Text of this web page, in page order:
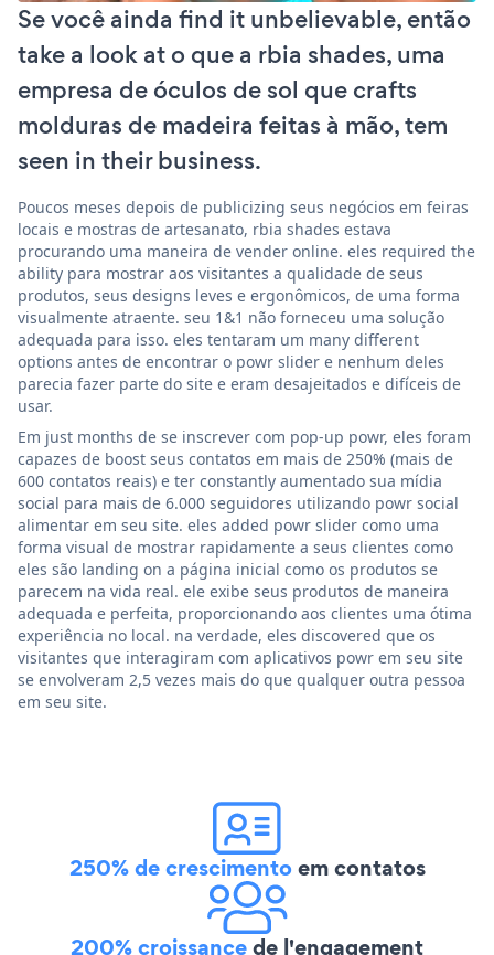
Se você ainda find it unbelievable, então
take a look at o que a rbia shades, uma
empresa de óculos de sol que crafts
molduras de madeira feitas à mão, tem
seen in their business.
Poucos meses depois de publicizing seus negócios em feiras
locais e mostras de artesanato, rbia shades estava
procurando uma maneira de vender online. eles required the
ability para mostrar aos visitantes a qualidade de seus
produtos, seus designs leves e ergonômicos, de uma forma
visualmente atraente. seu 1&1 não forneceu uma solução
adequada para isso. eles tentaram um many different
options antes de encontrar o powr slider e nenhum deles
parecia fazer parte do site e eram desajeitados e difíceis de
usar.
Em just months de se inscrever com pop-up powr, eles foram
capazes de boost seus contatos em mais de 250% (mais de
600 contatos reais) e ter constantly aumentado sua mídia
social para mais de 6.000 seguidores utilizando powr social
alimentar em seu site. eles added powr slider como uma
forma visual de mostrar rapidamente a seus clientes como
eles são landing on a página inicial como os produtos se
parecem na vida real. ele exibe seus produtos de maneira
adequada e perfeita, proporcionando aos clientes uma ótima
experiência no local. na verdade, eles discovered que os
visitantes que interagiram com aplicativos powr em seu site
se envolveram 2,5 vezes mais do que qualquer outra pessoa
em seu site.
250% de crescimentoem contatos
200% croissancede l'engagement